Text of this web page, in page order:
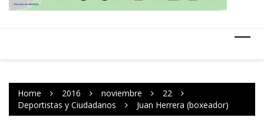
Home 2016 noviembre
22
Deportistas y Ciudadanos
Juan Herrera (boxeador)